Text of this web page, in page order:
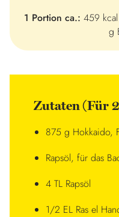
1 Portion ca.: 459
g
Zutaten (Für
875 g Hokkaido,
Rapsöl, für das
4 TL Rapsöl
1/2 EL Ras el